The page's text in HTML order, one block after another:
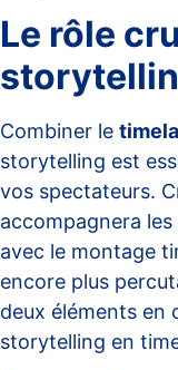
Le rôle
Combiner le
storytelling est
vos spectateurs.
accompagnera
avec le montage
encore plus
deux éléments en
storytelling en